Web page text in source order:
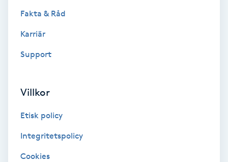
Gellack med förstärkning
Gua Sha-massage
Fakta & Råd
Karriär
Support
Villkor
Etisk policy
Integritetspolicy
Cookies